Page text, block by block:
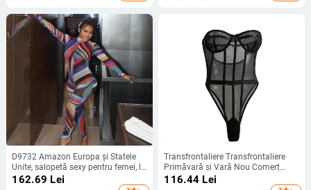
D9732 Amazon Europa și Statele
Unite, salopetă sexy pentru femei, la
modă, cu imprimeu de poziționare
a culorilor, cu mânecă lungă, din
162.69 Lei
Transfrontaliere Transfrontaliere
Primăvară și Vară Nou Comerț
Exterior Plasă cu Lipici Lenjerie
116.44 Lei